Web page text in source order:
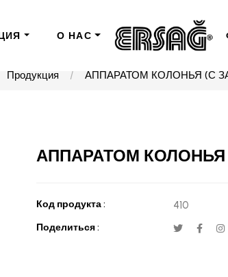
О НАС
Продукция АППАРАТОМ КОЛОНЬЯ (С
АППАРАТОМ
Код продукта : 410
Поделиться :